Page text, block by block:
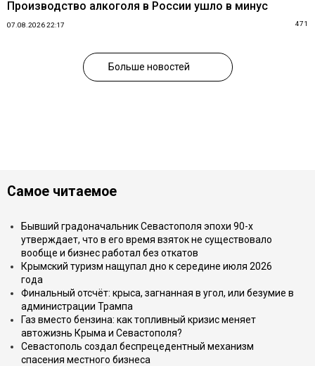
Производство алкоголя в России ушло в минус
07.08.2026 22:17 471
Больше новостей
Самое читаемое
Бывший градоначальник Севастополя эпохи 90-х
утверждает, что в его время взяток не существовало
вообще и бизнес работал без откатов
Крымский туризм нащупал дно к середине июля 2026
года
Финальный отсчёт: крыса, загнанная в угол, или безумие в
администрации Трампа
Газ вместо бензина: как топливный кризис меняет
автожизнь Крыма и Севастополя?
Севастополь создал беспрецедентный механизм
спасения местного бизнеса